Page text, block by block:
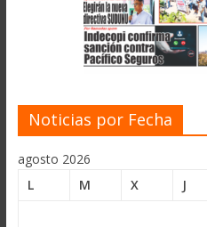
Noticias por Fecha
agosto 2026
L
M X J